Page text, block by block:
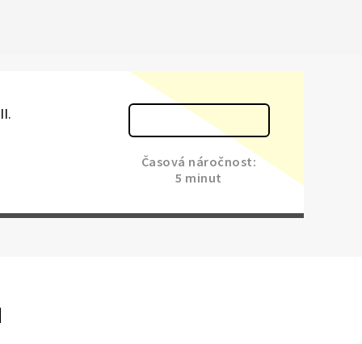
Časová náročnost:
5 minut